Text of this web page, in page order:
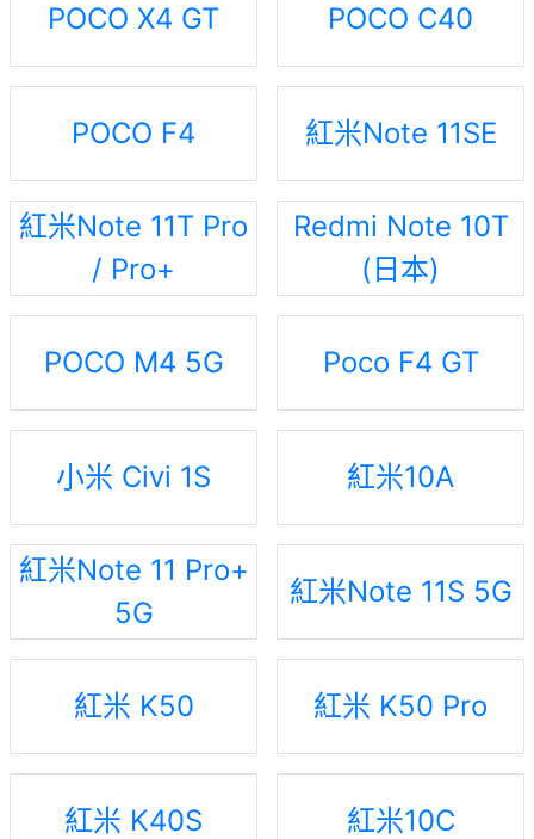
POCO X4 GT POCO C40
POCO F4 紅米Note 11SE
紅米Note 11T Pro
/ Pro+
Redmi Note 10T
(日本)
POCO M4 5G Poco F4 GT
小米 Civi 1S 紅米10A
紅米Note 11 Pro+
5G
紅米Note 11S 5G
紅米 K50 紅米 K50 Pro
紅米 K40S 紅米10C